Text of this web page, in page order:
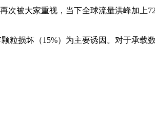
次被大家重视，当下全球流量洪峰加上
粒损坏（15%）为主要诱因。对于承载